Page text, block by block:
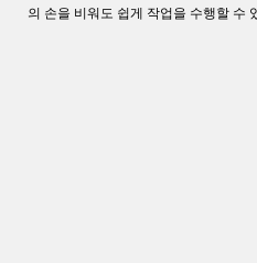
의 손을 비워도 쉽게 작업을 수행할 수